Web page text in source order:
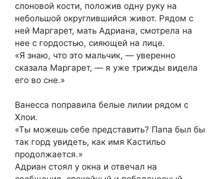
слоновой кости, положив одну руку на
небольшой округлившийся живот. Рядом с
ней Маргарет, мать Адриана, смотрела на
нее с гордостью, сияющей на лице.
«Я знаю, что это мальчик, — уверенно
сказала Маргарет, — я уже трижды видела
его во сне.»
Ванесса поправила белые лилии рядом с
Хлои.
«Ты можешь себе представить? Папа был бы
так горд увидеть, как имя Кастильо
продолжается.»
Адриан стоял у окна и отвечал на